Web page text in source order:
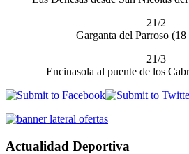
21/2
Garganta del Parroso
21/3
Encinasola al puente de los
Actualidad Deportiva